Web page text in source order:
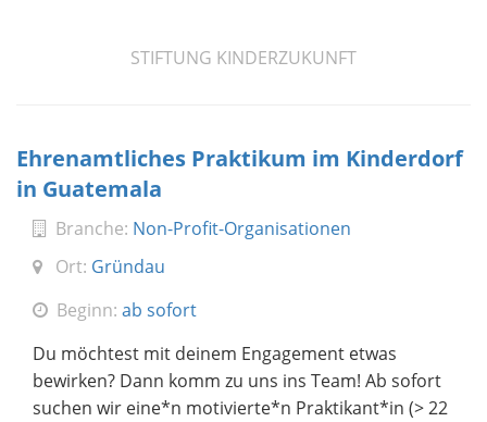
STIFTUNG KINDERZUKUNFT
Ehrenamtliches Praktikum im Kinderdorf
in Guatemala
Branche: Non-Profit-Organisationen
Ort: Gründau
Beginn: ab sofort
Du möchtest mit deinem Engagement etwas
bewirken? Dann komm zu uns ins Team! Ab sofort
suchen wir eine*n motivierte*n Praktikant*in (> 22